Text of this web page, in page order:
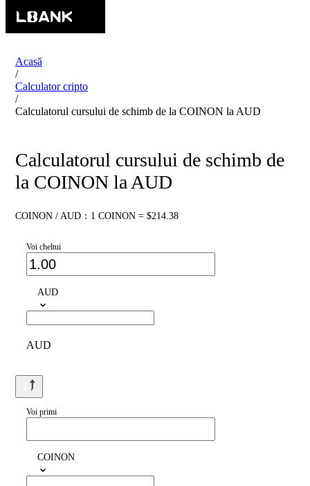
Acasă
/
Calculator cripto
/
Calculatorul cursului de schimb de la COINON la AUD
Calculatorul cursului de schimb de
la COINON la AUD
COINON / AUD：1 COINON = $214.38
Voi cheltui
AUD
AUD
Voi primi
COINON